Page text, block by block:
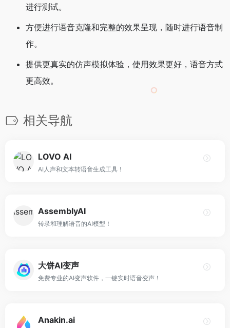
进行测试。
方便进行语音克隆和完整的效果呈现，随时进行语音制
作。
提供更真实的仿声模拟体验，使用效果更好，语音方式
更高效。
相关导航
LOVO AI
AI人声和文本转语音生成工具！
AssemblyAI
转录和理解语音的AI模型！
大饼AI变声
免费专业的AI变声软件，一键实时语音变声！
Anakin.ai